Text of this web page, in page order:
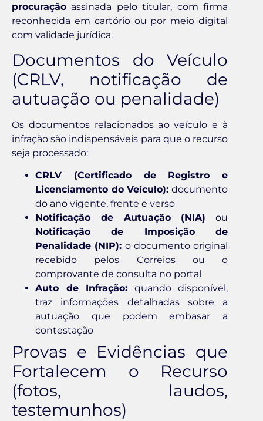
procuração assinada pelo titular, com firma
reconhecida em cartório ou por meio digital
com validade jurídica.
Documentos do Veículo
(CRLV, notificação de
autuação ou penalidade)
Os documentos relacionados ao veículo e à
infração são indispensáveis para que o recurso
seja processado:
CRLV (Certificado de Registro e
Licenciamento do Veículo): documento
do ano vigente, frente e verso
Notificação de Autuação (NIA) ou
Notificação de Imposição de
Penalidade (NIP): o documento original
recebido pelos Correios ou o
comprovante de consulta no portal
Auto de Infração: quando disponível,
traz informações detalhadas sobre a
autuação que podem embasar a
contestação
Provas e Evidências que
Fortalecem o Recurso
(fotos, laudos,
testemunhos)